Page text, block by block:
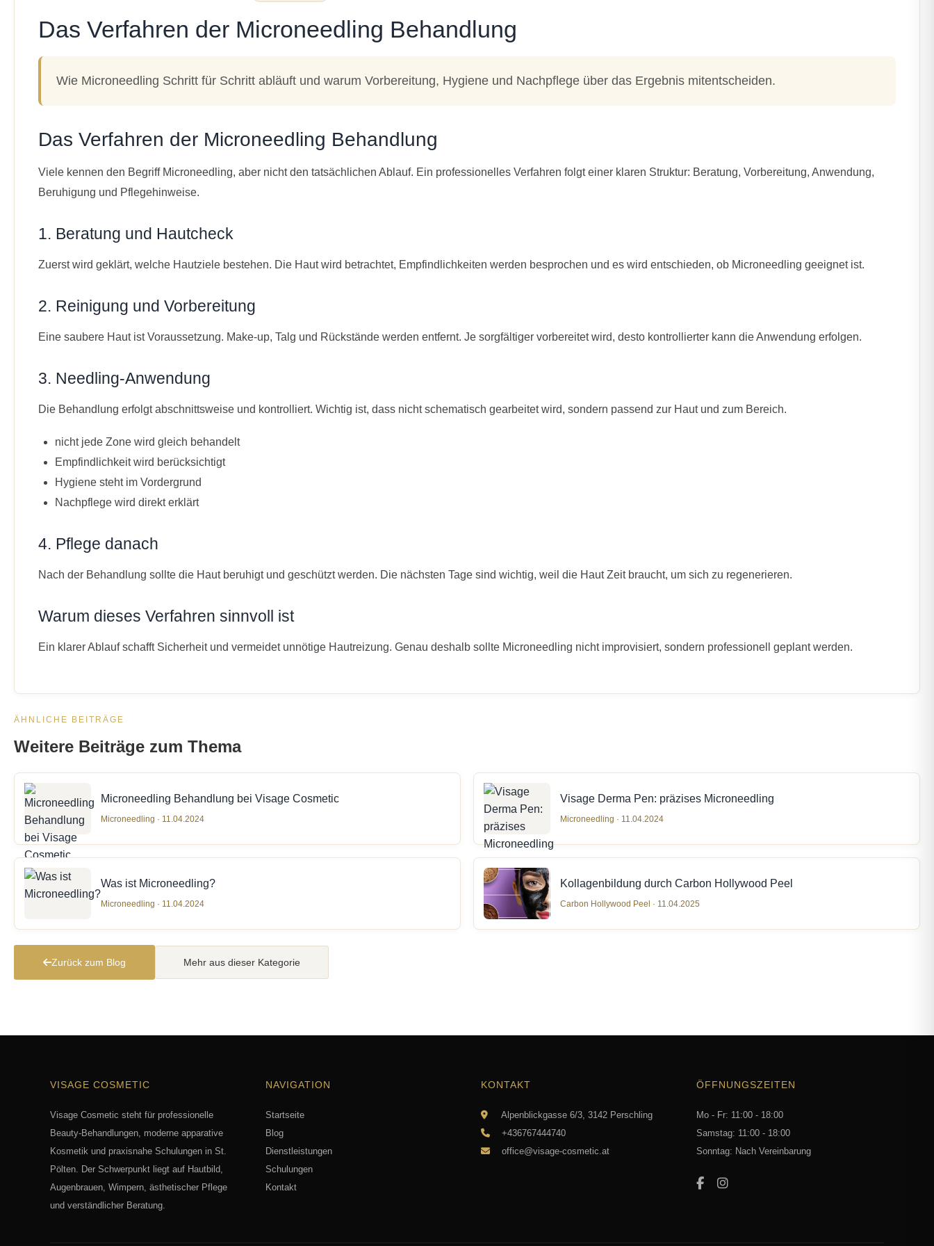
Das Verfahren der Microneedling Behandlung
Wie Microneedling Schritt für Schritt abläuft und warum Vorbereitung, Hygiene und Nachpflege über das Ergebnis mitentscheiden.
Das Verfahren der Microneedling Behandlung
Viele kennen den Begriff Microneedling, aber nicht den tatsächlichen Ablauf. Ein professionelles Verfahren folgt einer klaren Struktur: Beratung, Vorbereitung, Anwendung,
Beruhigung und Pflegehinweise.
1. Beratung und Hautcheck
Zuerst wird geklärt, welche Hautziele bestehen. Die Haut wird betrachtet, Empfindlichkeiten werden besprochen und es wird entschieden, ob Microneedling geeignet ist.
2. Reinigung und Vorbereitung
Eine saubere Haut ist Voraussetzung. Make-up, Talg und Rückstände werden entfernt. Je sorgfältiger vorbereitet wird, desto kontrollierter kann die Anwendung erfolgen.
3. Needling-Anwendung
Die Behandlung erfolgt abschnittsweise und kontrolliert. Wichtig ist, dass nicht schematisch gearbeitet wird, sondern passend zur Haut und zum Bereich.
nicht jede Zone wird gleich behandelt
Empfindlichkeit wird berücksichtigt
Hygiene steht im Vordergrund
Nachpflege wird direkt erklärt
4. Pflege danach
Nach der Behandlung sollte die Haut beruhigt und geschützt werden. Die nächsten Tage sind wichtig, weil die Haut Zeit braucht, um sich zu regenerieren.
Warum dieses Verfahren sinnvoll ist
Ein klarer Ablauf schafft Sicherheit und vermeidet unnötige Hautreizung. Genau deshalb sollte Microneedling nicht improvisiert, sondern professionell geplant werden.
ÄHNLICHE BEITRÄGE
Weitere Beiträge zum Thema
Microneedling Behandlung bei Visage Cosmetic
Microneedling · 11.04.2024
Visage Derma Pen: präzises Microneedling
Microneedling · 11.04.2024
Was ist Microneedling?
Microneedling · 11.04.2024
Kollagenbildung durch Carbon Hollywood Peel
Carbon Hollywood Peel · 11.04.2025
Zurück zum Blog Mehr aus dieser Kategorie
VISAGE COSMETIC
Visage Cosmetic steht für professionelle
Beauty-Behandlungen, moderne apparative
Kosmetik und praxisnahe Schulungen in St.
Pölten. Der Schwerpunkt liegt auf Hautbild,
Augenbrauen, Wimpern, ästhetischer Pflege
und verständlicher Beratung.
NAVIGATION
Startseite
Blog
Dienstleistungen
Schulungen
Kontakt
KONTAKT
Alpenblickgasse 6/3, 3142 Perschling
+436767444740
office@visage-cosmetic.at
ÖFFNUNGSZEITEN
Mo - Fr: 11:00 - 18:00
Samstag: 11:00 - 18:00
Sonntag: Nach Vereinbarung